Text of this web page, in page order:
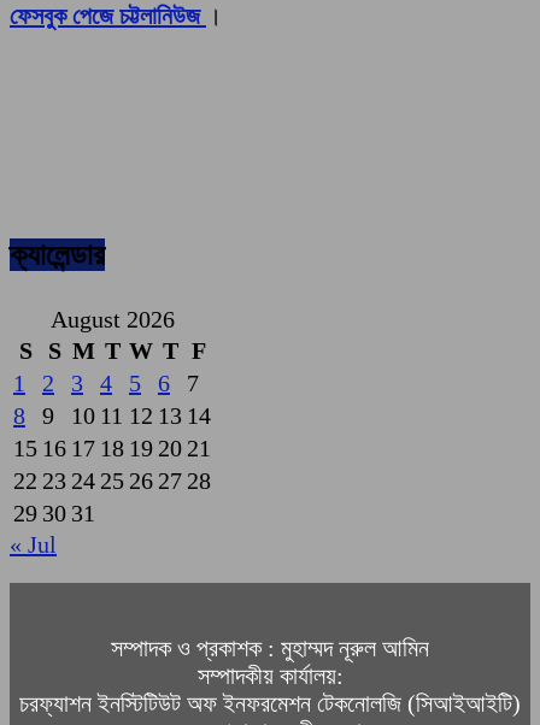
ফেসবুক পেজে চট্টলানিউজ ।
ক্যালেন্ডার
August 2026
S
S M T W T F
1
2 3 4 5 6
7
8
9 10 11 12 13 14
15 16 17 18 19 20 21
22 23 24 25 26 27 28
29 30 31
« Jul
সম্পাদক ও প্রকাশক : মুহাম্মদ নূরুল আমিন
সম্পাদকীয় কার্যালয়:
চরফ্যাশন ইনস্টিটিউট অফ ইনফরমেশন টেকনোলজি (সিআইআইটি)